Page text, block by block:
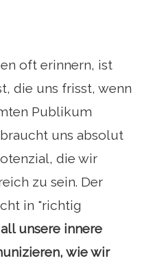
oft erinnern, ist
die uns frisst, wenn
Publikum
uns absolut
die wir
zu sein. Der
in "richtig
all unsere innere
wie wir